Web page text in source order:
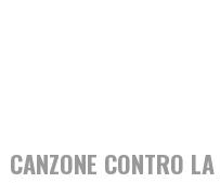
CANZONE CONTRO